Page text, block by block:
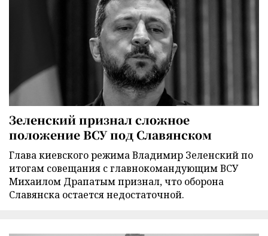
Зеленский признал сложное
положение ВСУ под Славянском
Глава киевского режима Владимир Зеленский по
итогам совещания с главнокомандующим ВСУ
Михаилом Драпатым признал, что оборона
Славянска остается недостаточной.